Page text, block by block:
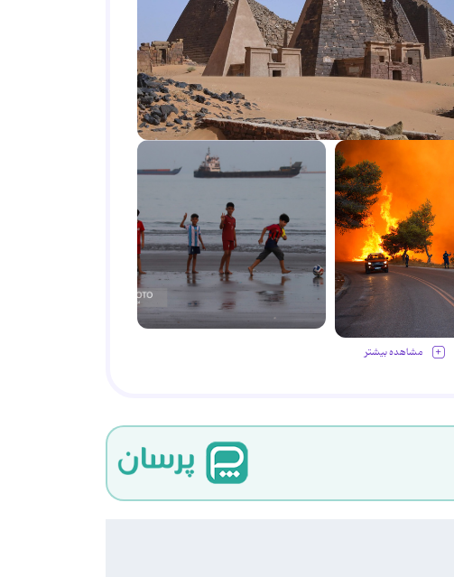
مشاهده بیشتر